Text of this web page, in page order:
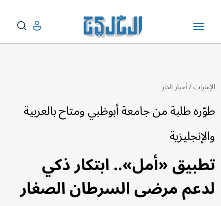
الإمارات/أخبار الدار
طوّره طلبة من جامعة أبوظبي ومتاح بالعربية
والإنجليزية
تطبيق «أمل».. ابتكار ذكي
لدعم مرضى السرطان الصغار